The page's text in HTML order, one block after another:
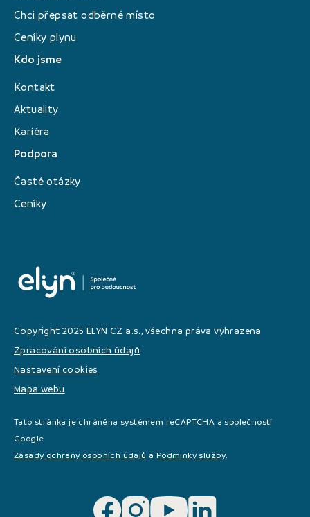
Chci přepsat odběrné místo
Ceníky plynu
Kdo jsme
Kontakt
Aktuality
Kariéra
Podpora
Časté otázky
Ceníky
Copyright 2025 ELYN CZ a.s., všechna práva vyhrazena
Zpracování osobních údajů
Nastavení cookies
Mapa webu
Tato stránka je chráněna systémem reCAPTCHA a společností
Google
Zásady ochrany osobních údajů a Podminky služby.